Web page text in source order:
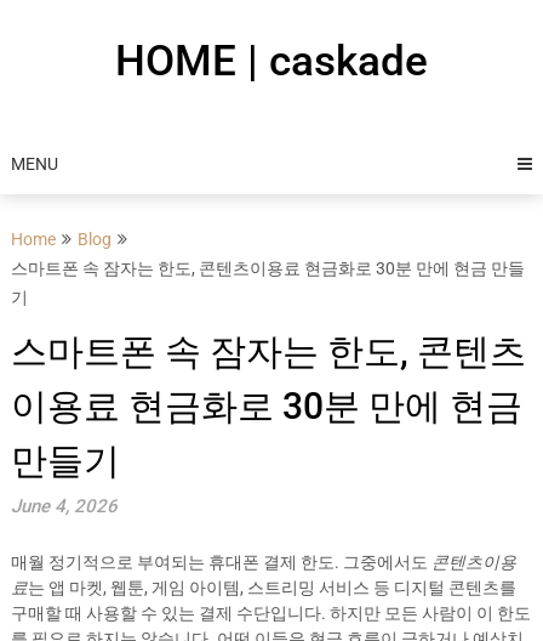
HOME | caskade
MENU
Home
Blog
스마트폰 속 잠자는 한도, 콘텐츠이용료 현금화로 30분 만에 현금 만들
기
스마트폰 속 잠자는 한도, 콘텐츠
이용료 현금화로 30분 만에 현금
만들기
June 4, 2026
매월 정기적으로 부여되는 휴대폰 결제 한도. 그중에서도 콘텐츠이용
료는 앱 마켓, 웹툰, 게임 아이템, 스트리밍 서비스 등 디지털 콘텐츠를
구매할 때 사용할 수 있는 결제 수단입니다. 하지만 모든 사람이 이 한도